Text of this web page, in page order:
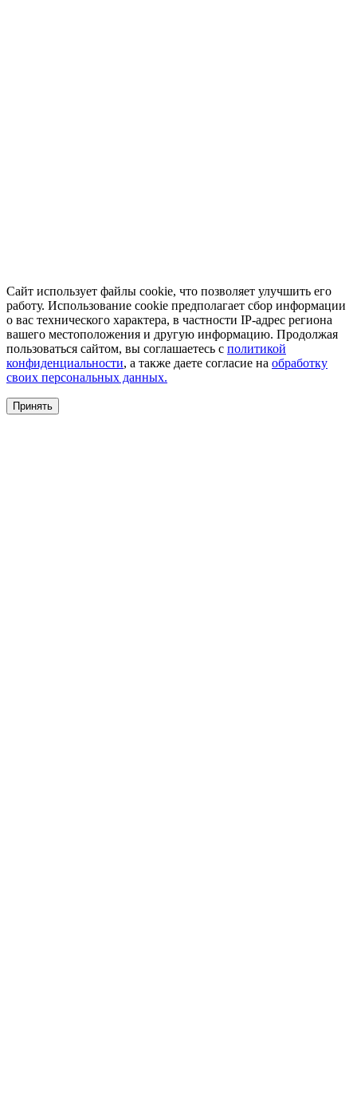
Сайт использует файлы cookie, что позволяет улучшить его
работу. Использование cookie предполагает сбор информации
о вас технического характера, в частности IP-адрес региона
вашего местоположения и другую информацию. Продолжая
пользоваться сайтом, вы соглашаетесь с политикой
конфиденциальности, а также даете согласие на обработку
своих персональных данных.
Принять